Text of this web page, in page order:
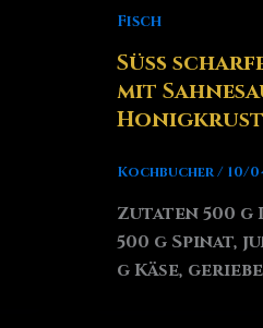
Fisch
Süß
mit
Kochbucher/ 10/
Zutaten 500
500 g Spinat,
g Käse,